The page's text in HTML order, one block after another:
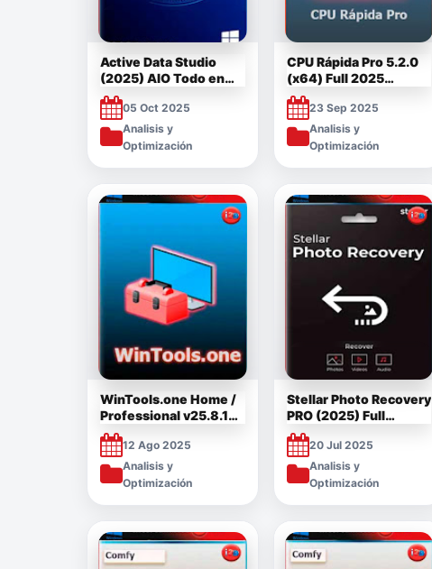
Active Data Studio
(2025) AIO Todo en
Uno Full v25.2.1
[Mega]05 Oct 2025
Analisis y
Optimización
CPU Rápida Pro 5.2.0
(x64) Full 2025
[Mega]
23 Sep 2025
Analisis y
Optimización
WinTools.one Home /
Professional v25.8.1
Full Español [Mega]
12 Ago 2025
Analisis y
Optimización
Stellar Photo Recovery
PRO (2025) Full
v12.2.0.0 Español
[Mega]20 Jul 2025
Analisis y
Optimización